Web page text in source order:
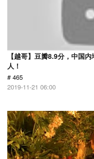
【越哥】豆瓣8.9分，中国
人！
# 465
2019-11-21 06:00